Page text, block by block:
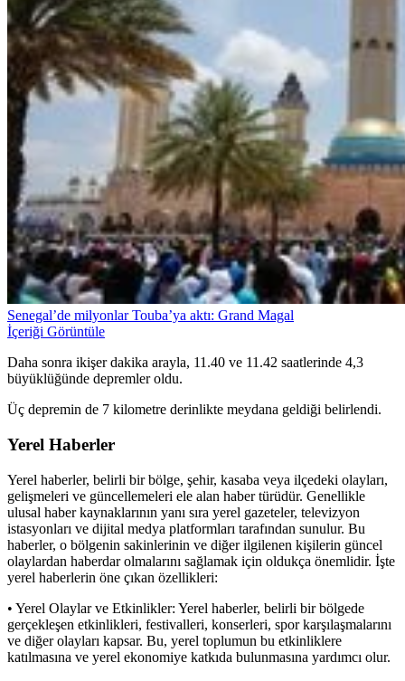
Senegal’de milyonlar Touba’ya aktı: Grand Magal
İçeriği Görüntüle
Daha sonra ikişer dakika arayla, 11.40 ve 11.42 saatlerinde 4,3
büyüklüğünde depremler oldu.
Üç depremin de 7 kilometre derinlikte meydana geldiği belirlendi.
Yerel Haberler
Yerel haberler, belirli bir bölge, şehir, kasaba veya ilçedeki olayları,
gelişmeleri ve güncellemeleri ele alan haber türüdür. Genellikle
ulusal haber kaynaklarının yanı sıra yerel gazeteler, televizyon
istasyonları ve dijital medya platformları tarafından sunulur. Bu
haberler, o bölgenin sakinlerinin ve diğer ilgilenen kişilerin güncel
olaylardan haberdar olmalarını sağlamak için oldukça önemlidir. İşte
yerel haberlerin öne çıkan özellikleri:
• Yerel Olaylar ve Etkinlikler: Yerel haberler, belirli bir bölgede
gerçekleşen etkinlikleri, festivalleri, konserleri, spor karşılaşmalarını
ve diğer olayları kapsar. Bu, yerel toplumun bu etkinliklere
katılmasına ve yerel ekonomiye katkıda bulunmasına yardımcı olur.